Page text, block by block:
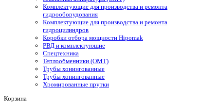
Комплектующие для производства и ремонта
гидрооборудования
Комплектующие для производства и ремонта
гидроцилиндров
Коробки отбора мощности Hipomak
РВД и комплектующие
Спецтехника
Теплообменники (OMT)
Трубы хонингованные
Трубы хонингованные
Хромированные прутки
Корзина